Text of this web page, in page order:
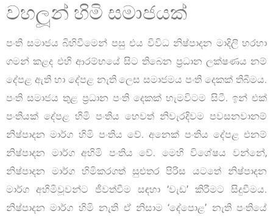
වහලූන් හිමි සමාජයක්
පංති සමාජය බිහිවීමෙන් පසු එය විවිධ නිෂ්පාදන මාදිලි හරහා
ගමන් කළද එහි ආරම්භයේ සිට තිබෙන ප්‍රධාන ලක්ෂණය නම්
දේපළ ඇති හා දේපළ නැති ලෙස සමාජමය පංති දෙකක් තිබීමය.
පංති සමාජය තුළ ප්‍රධාන පංති දෙකක් හැමවිටම සිටී. ඉන් එක්
පංතියක් දේපළ හිමි පංතිය හෙවත් නිවැරදිවම පවසනවානම්
නිෂ්පාදන මාර්ග හිමි පංතිය වේ. අනෙක් පංතිය දේපළ එනම්
නිෂ්පාදන මාර්ග අහිමි පංතිය වේ. මෙහි විශේෂය වන්නේ,
නිෂ්පාදන මාර්ග හිමිකරගත් සුළුතර පිරිස යටතේ නිෂ්පාදන
මාර්ග අහිමිවූවන්ට ජීවත්වීම සඳහා ‘වැඩ’ කිරීමට සිදුවීමය.
නිෂ්පාදන මාර්ග හිමි නැති ඒ නිසාම ‘දේපොළ’ නැති පංතියේ